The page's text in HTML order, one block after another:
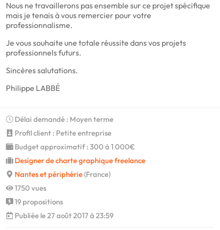
Nous ne travaillerons pas ensemble sur ce projet spécifique
mais je tenais à vous remercier pour votre
professionnalisme.
Je vous souhaite une totale réussite dans vos projets
professionnels futurs.
Sincères salutations.
Philippe LABBÉ
Délai demandé : Moyen terme
Profil client : Petite entreprise
Budget approximatif : 300 à 1 000€
Designer de charte graphique freelance
Nantes et périphérie(France)
1750 vues
19 propositions
Publiée le 27 août 2017 à 23:59